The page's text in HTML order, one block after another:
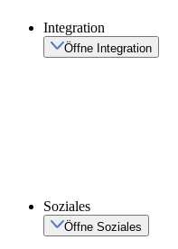
Integration
Öffne Integration
Soziales
Öffne Soziales